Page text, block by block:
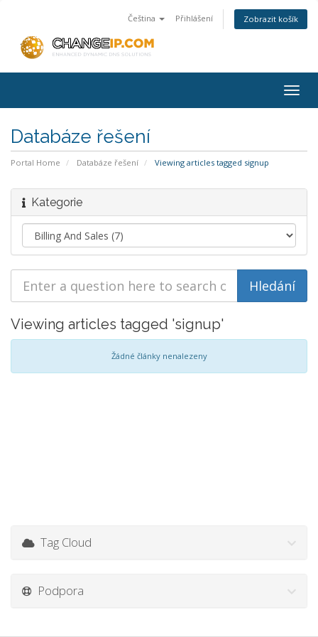
Čeština Přihlášení Zobrazit košík
Databáze řešení
Portal Home Databáze řešení Viewing articles tagged signup
Kategorie
Viewing articles tagged 'signup'
Žádné články nenalezeny
Tag Cloud
Podpora